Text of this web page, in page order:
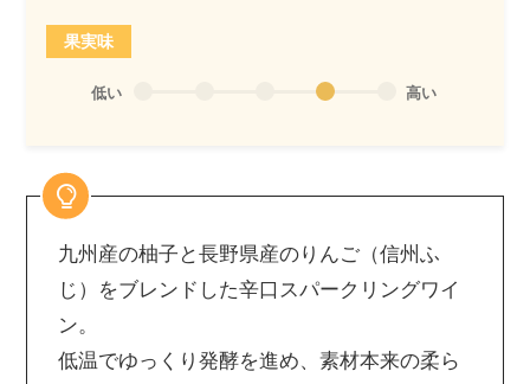
果実味
低い 高い
九州産の柚子と長野県産のりんご（信州ふ
じ）をブレンドした辛口スパークリングワイ
ン。
低温でゆっくり発酵を進め、素材本来の柔ら